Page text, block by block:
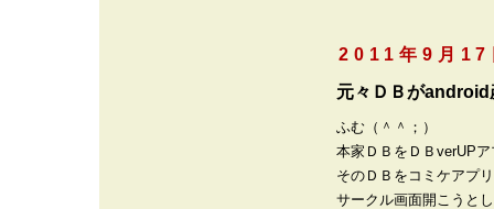
2011年9月17
元々ＤＢがandroid
ふむ（＾＾；）
本家ＤＢをＤＢverUP
そのＤＢをコミケアプ
サークル画面開こうと